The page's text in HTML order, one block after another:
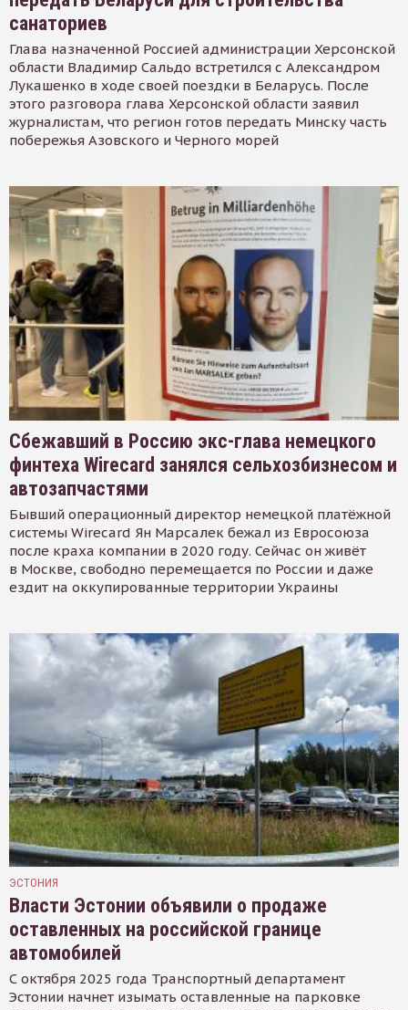
санаториев
Глава назначенной Россией администрации Херсонской
области Владимир Сальдо встретился с Александром
Лукашенко в ходе своей поездки в Беларусь. После
этого разговора глава Херсонской области заявил
журналистам, что регион готов передать Минску часть
побережья Азовского и Черного морей
Сбежавший в Россию экс-глава немецкого
финтеха Wirecard занялся сельхозбизнесом и
автозапчастями
Бывший операционный директор немецкой платёжной
системы Wirecard Ян Марсалек бежал из Евросоюза
после краха компании в 2020 году. Сейчас он живёт
в Москве, свободно перемещается по России и даже
ездит на оккупированные территории Украины
ЭСТОНИЯ
Власти Эстонии объявили о продаже
оставленных на российской границе
автомобилей
С октября 2025 года Транспортный департамент
Эстонии начнет изымать оставленные на парковке